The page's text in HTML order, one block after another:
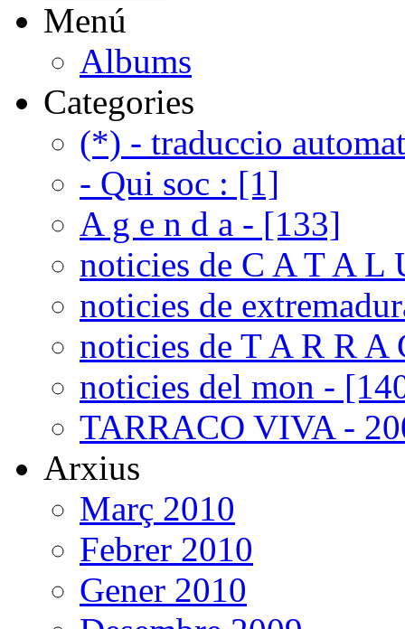
Menú
Albums
Categories
(*) - traduccio
- Qui soc : [1]
A g e n d a - [133]
noticies de C A T A L
noticies de
noticies de T A R R A
noticies del mon -
TARRACO VIVA -
Arxius
Març 2010
Febrer 2010
Gener 2010